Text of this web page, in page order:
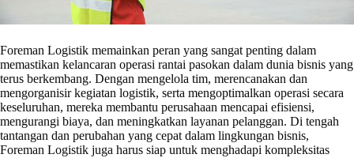
Foreman Logistik memainkan peran yang sangat penting dalam
memastikan kelancaran operasi rantai pasokan dalam dunia bisnis yang
terus berkembang. Dengan mengelola tim, merencanakan dan
mengorganisir kegiatan logistik, serta mengoptimalkan operasi secara
keseluruhan, mereka membantu perusahaan mencapai efisiensi,
mengurangi biaya, dan meningkatkan layanan pelanggan. Di tengah
tantangan dan perubahan yang cepat dalam lingkungan bisnis,
Foreman Logistik juga harus siap untuk menghadapi kompleksitas